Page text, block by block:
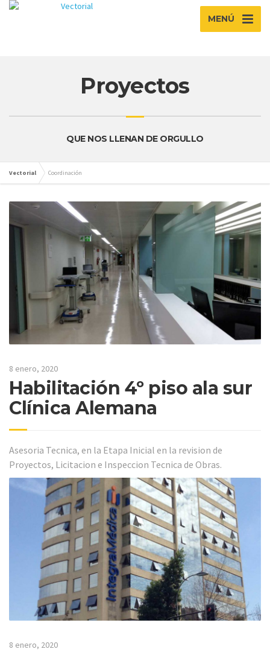
MENÚ
Proyectos
QUE NOS LLENAN DE ORGULLO
Vectorial Coordinación
8 enero, 2020
Habilitación 4º piso ala sur
Clínica Alemana
Asesoria Tecnica, en la Etapa Inicial en la revision de
Proyectos, Licitacion e Inspeccion Tecnica de Obras.
8 enero, 2020